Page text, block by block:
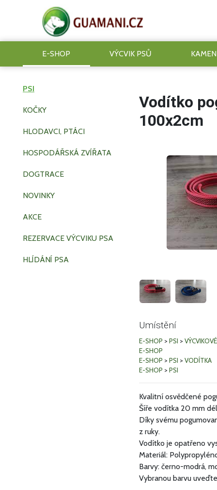
E-SHOP VÝCVIK PSŮ
PSI
KOČKY
HLODAVCI, PTÁCI
HOSPODÁŘSKÁ ZVÍŘATA
DOGTRACE
NOVINKY
AKCE
REZERVACE VÝCVIKU PSA
HLÍDÁNÍ PSA
Vodítko
100x2cm
Umístění
E-SHOP > PSI >
E-SHOP
E-SHOP > PSI > VODÍTKA
E-SHOP > PSI
Kvalitní osvědčené
Šíře vodítka 20 mm
Díky svému
z ruky.
Vodítko je opatřeno
Materiál:
Barvy: černo-modrá,
Vybranou barvu